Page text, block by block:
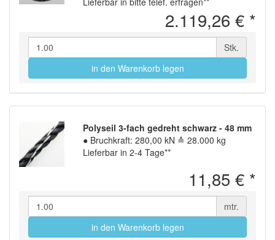
2.119,26 € *
Stk.
in den Warenkorb legen
Polyseil 3-fach gedreht schwarz - 48 mm
● Bruchkraft: 280,00 kN ≙ 28.000 kg
Lieferbar in 2-4 Tage**
11,85 € *
mtr.
in den Warenkorb legen